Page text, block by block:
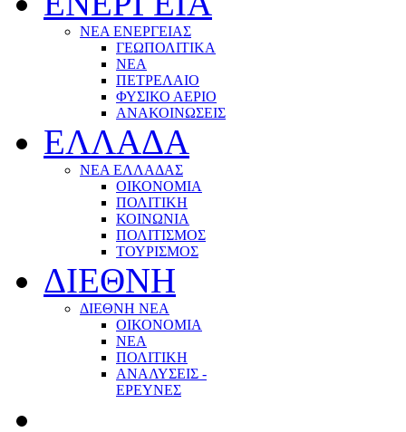
ΝΕΑ ΕΝΕΡΓΕΙΑΣ
ΓΕΩΠΟΛΙΤΙΚΑ
ΝΕΑ
ΠΕΤΡΕΛΑΙΟ
ΦΥΣΙΚΟ ΑΕΡΙΟ
ΑΝΑΚΟΙΝΩΣΕΙΣ
ΕΛΛΑΔΑ
ΝΕΑ ΕΛΛΑΔΑΣ
ΟΙΚΟΝΟΜΙΑ
ΠΟΛΙΤΙΚΗ
ΚΟΙΝΩΝΙΑ
ΠΟΛΙΤΙΣΜΟΣ
ΤΟΥΡΙΣΜΟΣ
ΔΙΕΘΝΗ
ΔΙΕΘΝΗ ΝΕΑ
ΟΙΚΟΝΟΜΙΑ
ΝΕΑ
ΠΟΛΙΤΙΚΗ
ΑΝΑΛΥΣΕΙΣ -
ΕΡΕΥΝΕΣ